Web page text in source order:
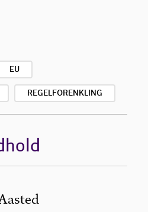
EU
REGELFORENKLING